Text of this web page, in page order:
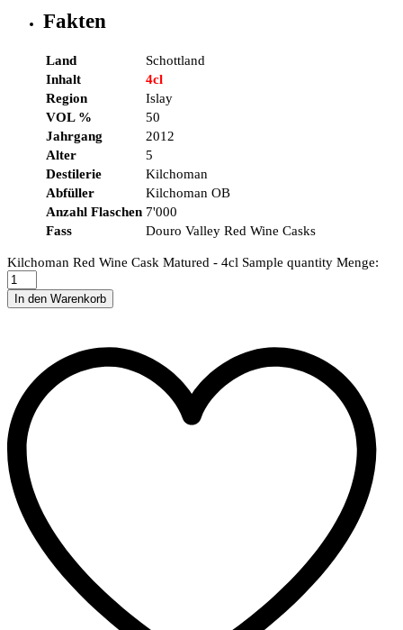
Fakten
Land
Schottland
Inhalt
4cl
Region
Islay
VOL %
50
Jahrgang
2012
Alter
5
Destilerie
Kilchoman
Abfüller
Kilchoman OB
Anzahl Flaschen 7'000
Fass
Douro Valley Red Wine Casks
Kilchoman Red Wine Cask Matured - 4cl Sample quantity Menge:
In den Warenkorb